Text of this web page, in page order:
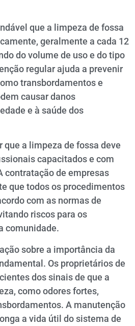
que a limpeza de fossa
geralmente a cada 12
do volume de uso e do tipo
regular ajuda a prevenir
transbordamentos e
causar danos
e à saúde dos
que a limpeza de fossa deve
capacitados e com
contratação de empresas
que todos os procedimentos
com as normas de
riscos para os
comunidade.
sobre a importância da
Os proprietários de
dos sinais de que a
como odores fortes,
A manutenção
a vida útil do sistema de